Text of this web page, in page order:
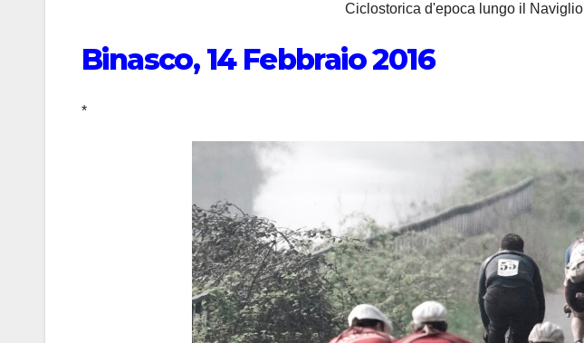
Ciclostorica d'epoca lungo il Naviglio
Binasco, 14 Febbraio 2016
*